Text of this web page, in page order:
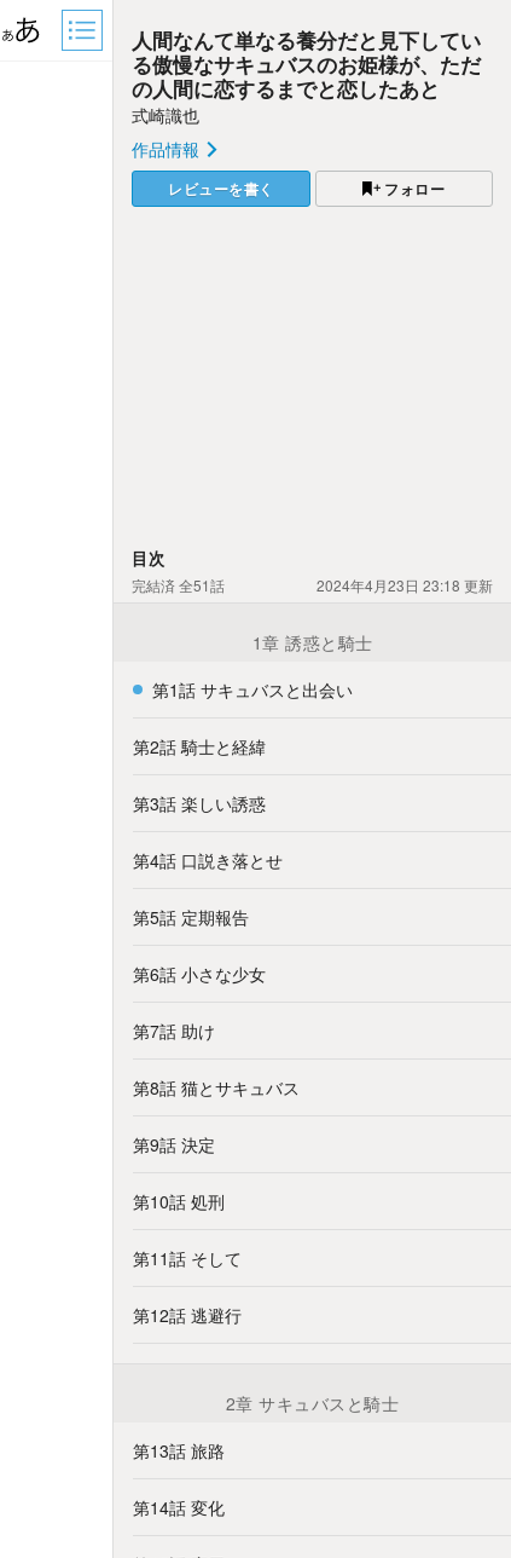
人間なんて単なる養分だと見下してい
る傲慢なサキュバスのお姫様が、ただ
の人間に恋するまでと恋したあと
式崎識也
作品情報
レビューを書く フォロー
目次
完結済全51話 2024年4月23日 23:18 更新
1章 誘惑と騎士
第1話 サキュバスと出会い
第2話 騎士と経緯
第3話 楽しい誘惑
第4話 口説き落とせ
第5話 定期報告
第6話 小さな少女
第7話 助け
第8話 猫とサキュバス
第9話 決定
第10話 処刑
第11話 そして
第12話 逃避行
2章 サキュバスと騎士
第13話 旅路
第14話 変化